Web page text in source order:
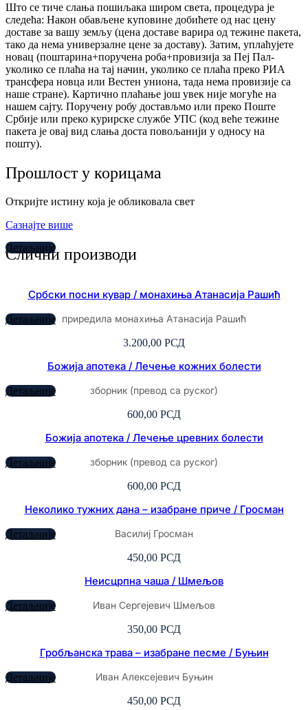
Што се тиче слања пошиљака широм света, процедура је
следећа: Након обављене куповине добићете од нас цену
доставе за вашу земљу (цена доставе варира од тежине пакета,
тако да нема универзалне цене за доставу). Затим, уплаћујете
новац (поштарина+поручена роба+провизија за Пеј Пал-
уколико се плаћа на тај начин, уколико се плаћа преко РИА
трансфера новца или Вестен униона, тада нема провизије са
наше стране). Картично плаћање још увек није могуће на
нашем сајту. Поручену робу достављмо или преко Поште
Србије или преко курирске службе УПС (код веће тежине
пакета је овај вид слања доста повољанији у односу на
пошту).
Прошлост у корицама
Откријте истину која је обликовала свет
Сазнајте више
Слични производи
Детаљније
Србски посни кувар / монахиња Атанасија Рашић
приредила монахиња Атанасија Рашић
3.200,00 РСД
Детаљније
Божија апотека / Лечење кожних болести
зборник (превод са руског)
600,00 РСД
Детаљније
Божија апотека / Лечење цревних болести
зборник (превод са руског)
600,00 РСД
Детаљније
Неколико тужних дана – изабране приче / Гросман
Василиј Гросман
450,00 РСД
Детаљније
Неисцрпна чаша / Шмељов
Иван Сергејевич Шмељов
350,00 РСД
Детаљније
Гробљанска трава – изабране песме / Буњин
Иван Алексејевич Буњин
450,00 РСД
Детаљније